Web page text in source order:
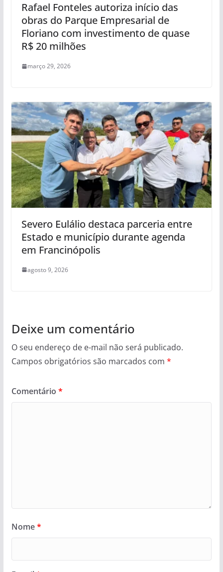
Rafael Fonteles autoriza início das
obras do Parque Empresarial de
Floriano com investimento de quase
R$ 20 milhões
março 29, 2026
Severo Eulálio destaca parceria entre
Estado e município durante agenda
em Francinópolis
agosto 9, 2026
Deixe um comentário
O seu endereço de e-mail não será publicado.
Campos obrigatórios são marcados com *
Comentário *
Nome*